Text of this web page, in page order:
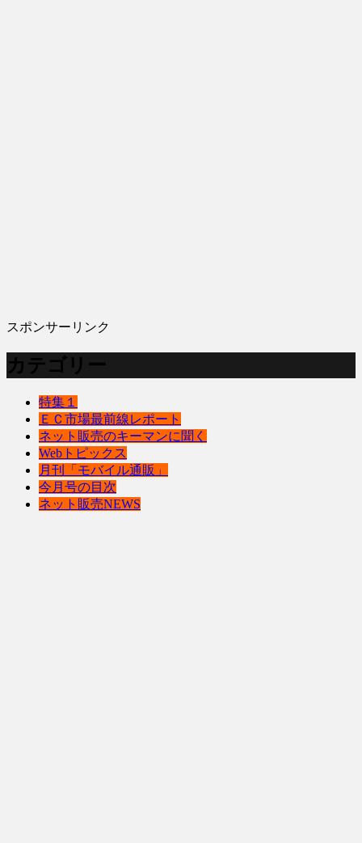
スポンサーリンク
カテゴリー
特集１
ＥＣ市場最前線レポート
ネット販売のキーマンに聞く
Webトピックス
月刊「モバイル通販」
今月号の目次
ネット販売NEWS